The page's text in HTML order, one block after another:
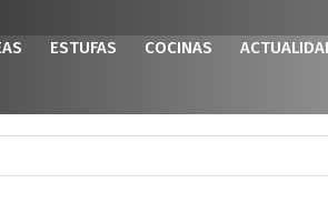
ESTUFAS COCINAS